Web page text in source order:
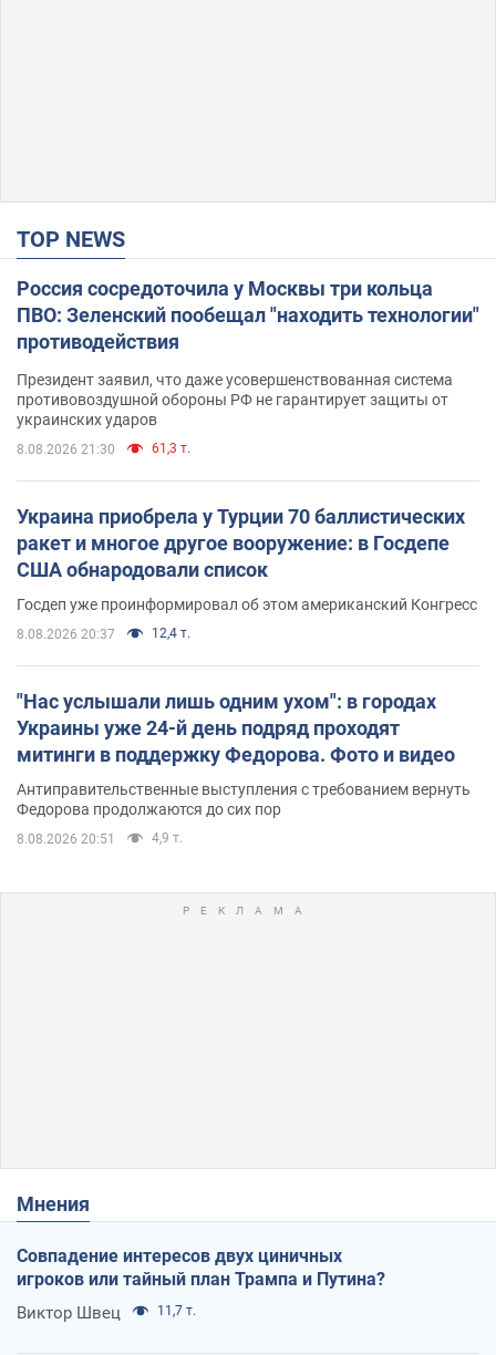
TOP NEWS
Россия сосредоточила у Москвы три кольца
ПВО: Зеленский пообещал "находить технологии"
противодействия
Президент заявил, что даже усовершенствованная система
противовоздушной обороны РФ не гарантирует защиты от
украинских ударов
8.08.2026 21:30 61,3 т.
Украина приобрела у Турции 70 баллистических
ракет и многое другое вооружение: в Госдепе
США обнародовали список
Госдеп уже проинформировал об этом американский Конгресс
8.08.2026 20:37 12,4 т.
"Нас услышали лишь одним ухом": в городах
Украины уже 24-й день подряд проходят
митинги в поддержку Федорова. Фото и видео
Антиправительственные выступления с требованием вернуть
Федорова продолжаются до сих пор
8.08.2026 20:51 4,9 т.
Мнения
Совпадение интересов двух циничных
игроков или тайный план Трампа и Путина?
Виктор Швец 11,7 т.